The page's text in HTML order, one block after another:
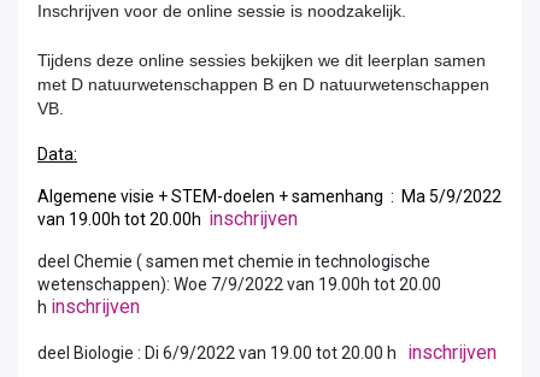
Inschrijven voor de online sessie is noodzakelijk.
Tijdens deze online sessies bekijken we dit leerplan samen
met D natuurwetenschappen B en D natuurwetenschappen
VB.
Data:
Algemene visie + STEM-doelen + samenhang : Ma 5/9/2022
van 19.00h tot 20.00h inschrijven
deel Chemie ( samen met chemie in technologische
wetenschappen): Woe 7/9/2022 van 19.00h tot 20.00
h inschrijven
deel Biologie : Di 6/9/2022 van 19.00 tot 20.00 h inschrijven